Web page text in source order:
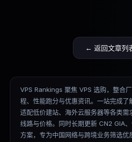
← 返回文章列
VPS Rankings 聚焦 VPS 选购，整合
程、性能跑分与优惠资讯。一站完成了
适配低价建站、海外云服务器等各类需
线路与价格。同时长期更新 CN2 GIA
方案，专为中国网络与跨境业务筛选优